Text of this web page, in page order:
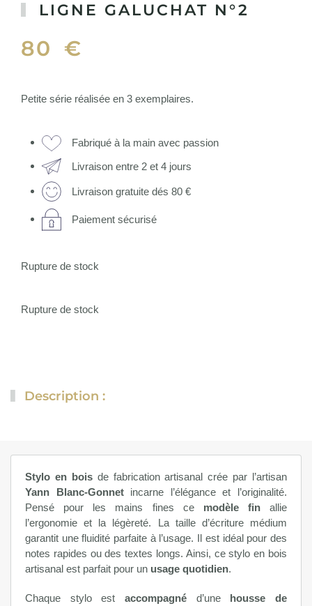
LIGNE GALUCHAT N°2
80 €
Petite série réalisée en 3 exemplaires.
Fabriqué à la main avec passion
Livraison entre 2 et 4 jours
Livraison gratuite dés 80 €
Paiement sécurisé
Rupture de stock
Rupture de stock
Description :
Stylo en boisde fabrication artisanal crée par l’artisan
Yann Blanc-Gonnetincarne l’élégance et l’originalité.
Pensé pour les mains fines ce modèle finallie
l’ergonomie et la légèreté. La taille d’écriture médium
garantit une fluidité parfaite à l’usage. Il est idéal pour des
notes rapides ou des textes longs. Ainsi, ce stylo en bois
artisanal est parfait pour un usage quotidien.
Chaque stylo est accompagné d’une housse de